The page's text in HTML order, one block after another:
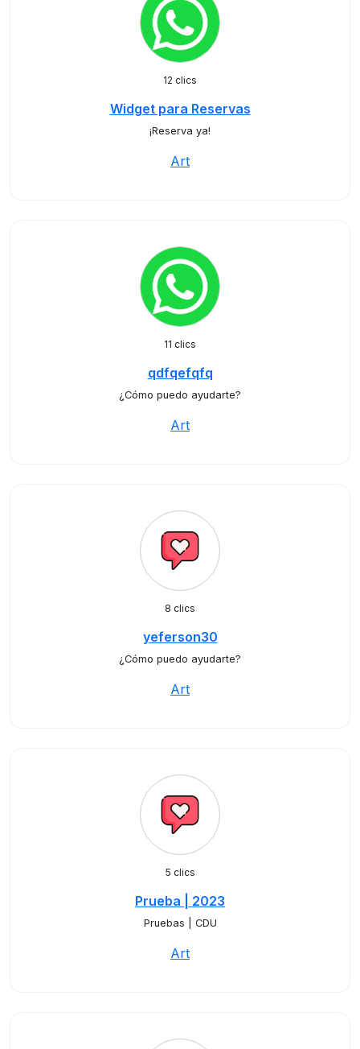
12 clics
Widget para Reservas
¡Reserva ya!
Art
11 clics
qdfqefqfq
¿Cómo puedo ayudarte?
Art
8 clics
yeferson30
¿Cómo puedo ayudarte?
Art
5 clics
Prueba | 2023
Pruebas | CDU
Art